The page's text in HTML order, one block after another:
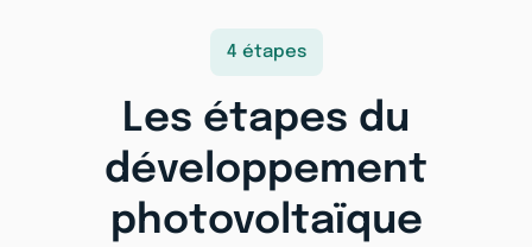
4 étapes
Les étapes du
développement
photovoltaïque